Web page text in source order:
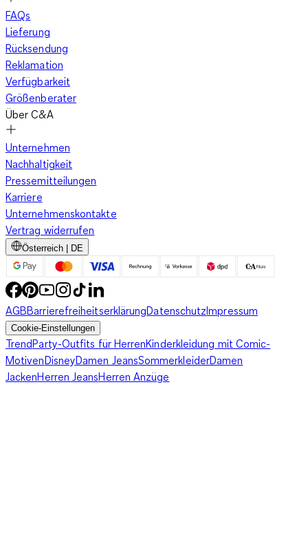
FAQs
Lieferung
Rücksendung
Reklamation
Verfügbarkeit
Größenberater
Über C&A
Unternehmen
Nachhaltigkeit
Pressemitteilungen
Karriere
Unternehmenskontakte
Vertrag widerrufen
Österreich | DE
AGBBarrierefreiheitserklärungDatenschutzImpressum
Cookie-Einstellungen
TrendParty-Outfits für HerrenKinderkleidung mit Comic-
MotivenDisneyDamen JeansSommerkleiderDamen
JackenHerren JeansHerren Anzüge